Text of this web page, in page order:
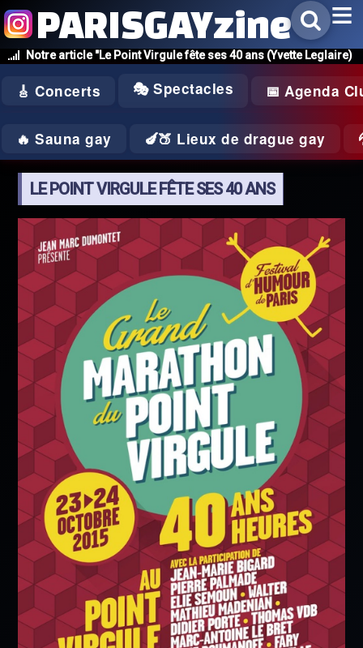
Notre article "Le Point Virgule fête ses 40 ans (Yvette Leglaire)
PARISGAYzine
🎸 Concerts 🎭 Spectacles 📅 Agenda
🔥 Sauna gay 🍆🍑 Lieux de drague gay
LE POINT VIRGULE FÊTE SES 40 ANS